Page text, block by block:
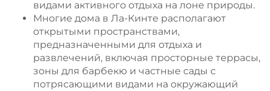
видами активного отдыха на лоне природы.
Многие дома в Ла-Кинте располагают
открытыми пространствами,
предназначенными для отдыха и
развлечений, включая просторные террасы,
зоны для барбекю и частные сады с
потрясающими видами на окружающий